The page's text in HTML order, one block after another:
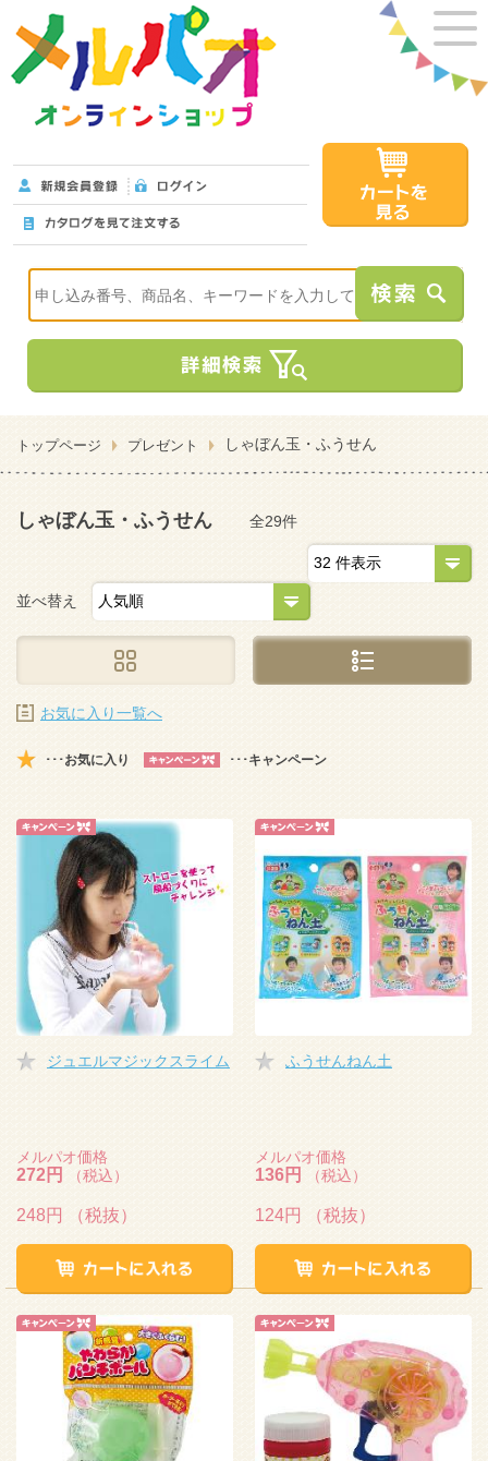
トップページ プレゼント しゃぼん玉・ふうせん
しゃぼん玉・ふうせん 全29件
並べ替え
お気に入り一覧へ
･･･お気に入り ･･･キャンペーン
ジュエルマジックスライム
メルパオ価格
272円 （税込）
248円 （税抜）
ふうせんねん土
メルパオ価格
136円 （税込）
124円 （税抜）